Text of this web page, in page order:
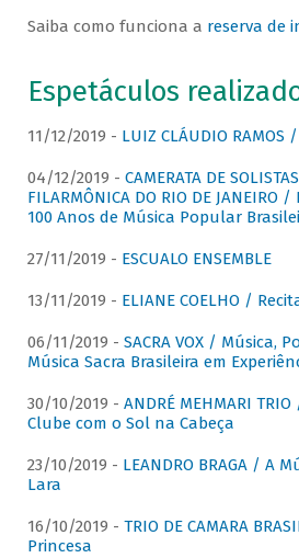
Saiba como funciona a reserva de
Espetáculos
11/12/2019 - LUIZ CLÁUDIO
04/12/2019 - CAMERATA DE
FILARMÔNICA DO RIO DE
100 Anos de Música Popular
27/11/2019 - ESCUALO ENSEMBLE
13/11/2019 - ELIANE COELHO /
06/11/2019 - SACRA VOX / Música,
Música Sacra Brasileira em
30/10/2019 - ANDRÉ MEHMARI
Clube com o Sol na Cabeça
23/10/2019 - LEANDRO BRAGA / A
Lara
16/10/2019 - TRIO DE CAMARA
Princesa